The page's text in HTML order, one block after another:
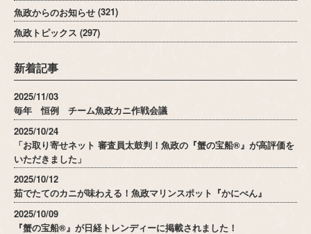
魚政からのお知らせ (321)
魚政トピックス (297)
新着記事
2025/11/03
毎年 恒例 チーム魚政カニ作戦会議
2025/10/24
「お取り寄せネット 審査員太鼓判！魚政の『蟹の宝船®』が高評価を
いただきました」
2025/10/12
茹でたてのカニが味わえる！魚政マリンスポット『かにべん』
2025/10/09
『蟹の宝船®』が日経トレンディーに掲載されました！